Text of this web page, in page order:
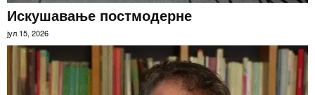
Искушавање постмодерне
јул 15, 2026